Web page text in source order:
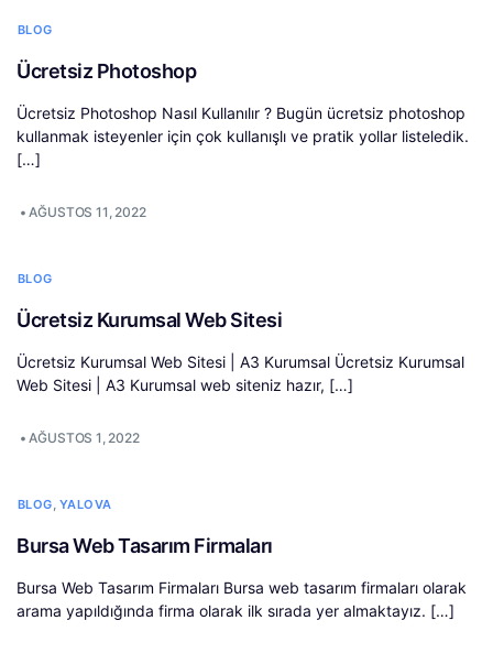
BLOG
Ücretsiz Photoshop
Ücretsiz Photoshop Nasıl Kullanılır ? Bugün ücretsiz photoshop
kullanmak isteyenler için çok kullanışlı ve pratik yollar listeledik.
[…]
•AĞUSTOS 11, 2022
BLOG
Ücretsiz Kurumsal Web Sitesi
Ücretsiz Kurumsal Web Sitesi | A3 Kurumsal Ücretsiz Kurumsal
Web Sitesi | A3 Kurumsal web siteniz hazır, […]
•AĞUSTOS 1, 2022
BLOG, YALOVA
Bursa Web Tasarım Firmaları
Bursa Web Tasarım Firmaları Bursa web tasarım firmaları olarak
arama yapıldığında firma olarak ilk sırada yer almaktayız. […]